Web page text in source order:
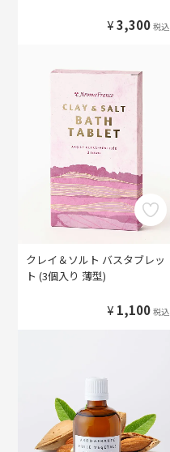
¥3,300 税込
クレイ＆ソルト バスタブレッ
ト (3個入り 薄型)
¥ 1,100 税込